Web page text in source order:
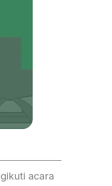
acara